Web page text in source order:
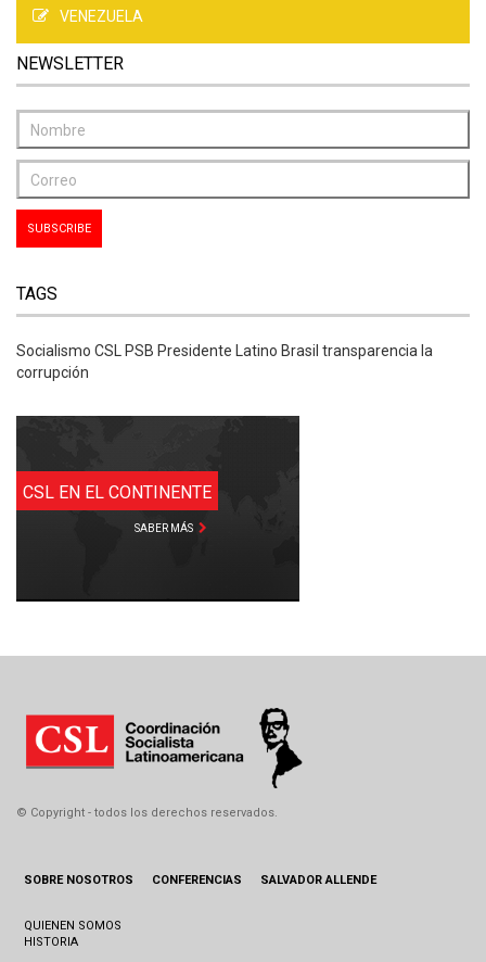
VENEZUELA
NEWSLETTER
TAGS
Socialismo CSL PSB Presidente Latino Brasil transparencia la
corrupción
CSL EN EL CONTINENTE
SABER MÁS
© Copyright - todos los derechos reservados.
SOBRE NOSOTROS CONFERENCIAS SALVADOR ALLENDE
QUIENEN SOMOS
HISTORIA